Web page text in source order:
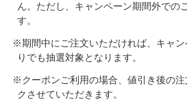
ん。ただし、キャンペーン期間外での
す。
※期間中にご注文いただければ、キャ
りでも抽選対象となります。
※クーポンご利用の場合、値引き後の
クさせていただきます。